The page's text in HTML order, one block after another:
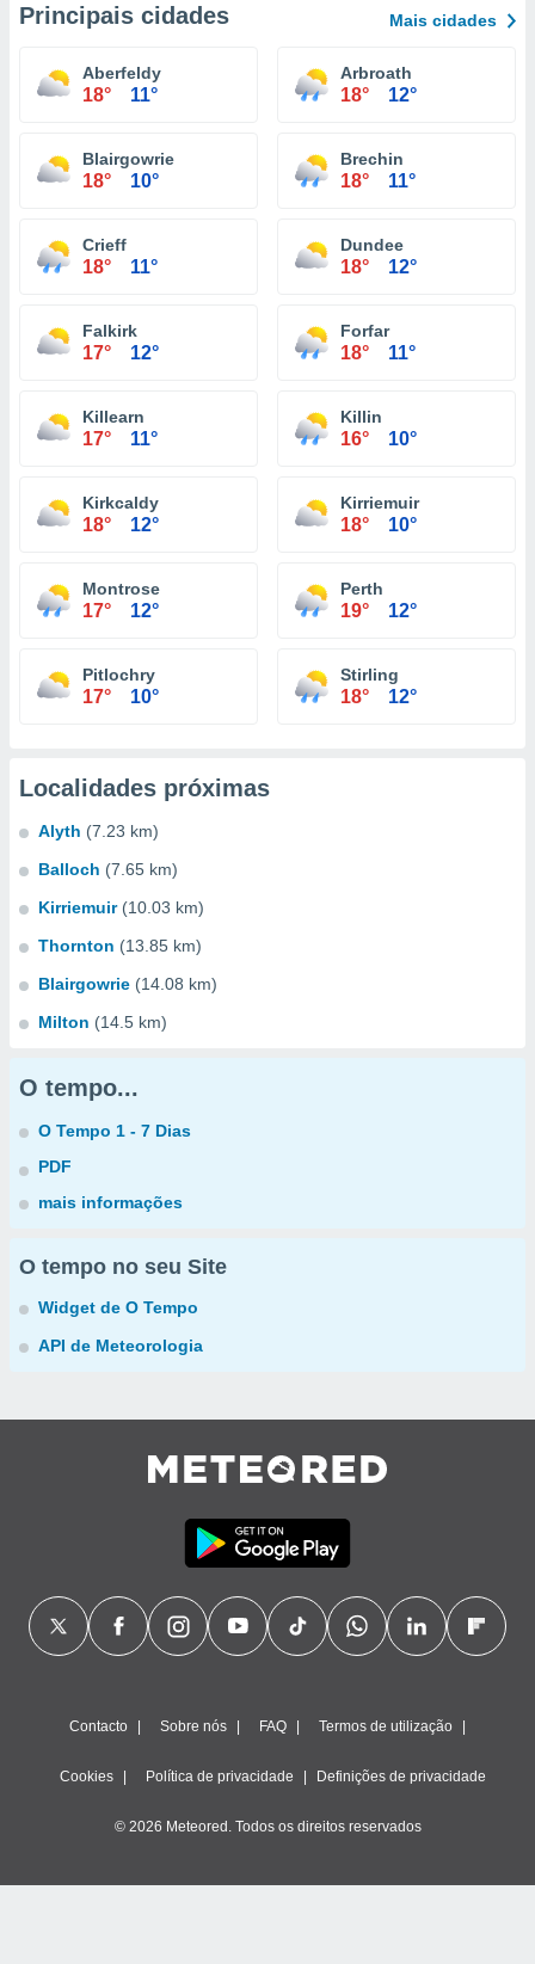
Principais cidades Mais cidades
Aberfeldy
18° 11°
Arbroath
18° 12°
Blairgowrie
18° 10°
Brechin
18° 11°
Crieff
18° 11°
Dundee
18° 12°
Falkirk
17° 12°
Forfar
18° 11°
Killearn
17° 11°
Killin
16° 10°
Kirkcaldy
18° 12°
Kirriemuir
18° 10°
Montrose
17° 12°
Perth
19° 12°
Pitlochry
17° 10°
Stirling
18° 12°
Localidades próximas
Alyth (7.23 km)
Balloch (7.65 km)
Kirriemuir (10.03 km)
Thornton (13.85 km)
Blairgowrie (14.08 km)
Milton (14.5 km)
O tempo...
O Tempo 1 - 7 Dias
PDF
mais informações
O tempo no seu Site
Widget de O Tempo
API de Meteorologia
Contacto Sobre nós FAQ Termos de utilização
Cookies Política de privacidade Definições de privacidade
© 2026 Meteored. Todos os direitos reservados